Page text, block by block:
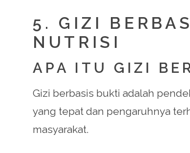
5. GIZI
NUTRISI
APA ITU GIZI
Gizi berbasis bukti adalah
yang tepat dan pengaruhnya
masyarakat.